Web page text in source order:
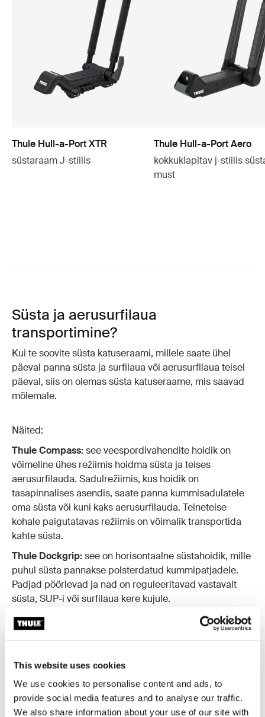
This website uses cookies
We use cookies to personalise content and ads, to
provide social media features and to analyse our traffic.
We also share information about your use of our site with
Thule Hull-a-Port XTR
süstaraam J-stiilis
Thule Hull-a-Port Aero
kokkuklapitav j-stiilis
must
Süsta ja aerusurfilaua
transportimine?
Kui te soovite süsta katuseraami, millele saate ühel
päeval panna süsta ja surfilaua või aerusurfilaua teisel
päeval, siis on olemas süsta katuseraame, mis saavad
mõlemale.
Näited:
Thule Compass:see veespordivahendite hoidik on
võimeline ühes režiimis hoidma süsta ja teises
aerusurfilauda. Sadulrežiimis, kus hoidik on
tasapinnalises asendis, saate panna kummisadulatele
oma süsta või kuni kaks aerusurfilauda. Teineteise
kohale paigutatavas režiimis on võimalik transportida
kahte süsta.
Thule Dockgrip:see on horisontaalne süstahoidik, mille
puhul süsta pannakse polsterdatud kummipatjadele.
Padjad pöörlevad ja nad on reguleeritavad vastavalt
süsta, SUP-i või surfilaua kere kujule.